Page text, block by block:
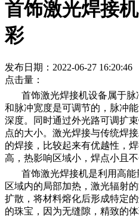
首饰激光焊接
彩
发布日期：2022-06-27 16:20:46
点击量：
首饰激光焊接机设备属于
和脉冲宽度是可调节的，脉冲
深度。同时通过外光路可调扩
点的大小。激光焊接与传统焊
的焊接，比较起来有优越性，
高，热影响区域小，焊点小且不
首饰激光焊接机是利用高
区域内的局部加热，激光辐射
扩散，将材料熔化后形成特定
的珠宝，因为无缝隙，精致的